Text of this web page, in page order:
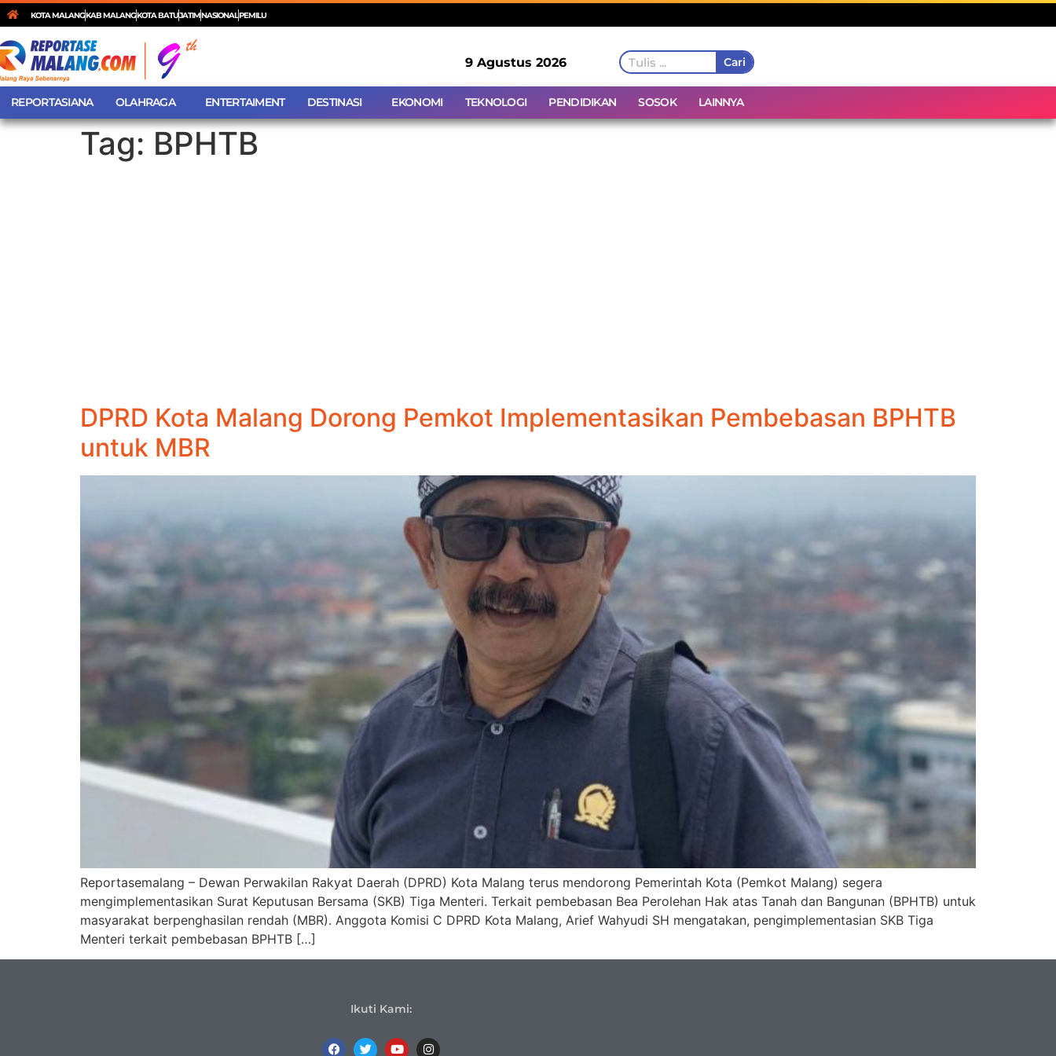
KOTA MALANGKAB MALANGKOTA BATUJATIMNASIONALPEMILU
9 Agustus 2026 Cari
REPORTASIANA OLAHRAGA ENTERTAIMENT DESTINASI EKONOMI TEKNOLOGI PENDIDIKAN SOSOK LAINNYA
Tag: BPHTB
DPRD Kota Malang Dorong Pemkot Implementasikan Pembebasan BPHTB
untuk MBR
Reportasemalang – Dewan Perwakilan Rakyat Daerah (DPRD) Kota Malang terus mendorong Pemerintah Kota (Pemkot Malang) segera
mengimplementasikan Surat Keputusan Bersama (SKB) Tiga Menteri. Terkait pembebasan Bea Perolehan Hak atas Tanah dan Bangunan (BPHTB) untuk
masyarakat berpenghasilan rendah (MBR). Anggota Komisi C DPRD Kota Malang, Arief Wahyudi SH mengatakan, pengimplementasian SKB Tiga
Menteri terkait pembebasan BPHTB […]
Ikuti Kami: